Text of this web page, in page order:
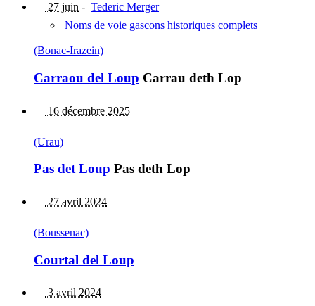
27 juin - Tederic Merger
Noms de voie gascons historiques complets
(Bonac-Irazein)
Carraou del Loup Carrau deth Lop
16 décembre 2025
(Urau)
Pas det Loup Pas deth Lop
27 avril 2024
(Boussenac)
Courtal del Loup
3 avril 2024